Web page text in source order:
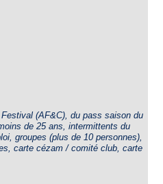
(AF&C), du pass saison du
de 25 ans, intermittents du
groupes (plus de 10 personnes),
carte cézam / comité club, carte